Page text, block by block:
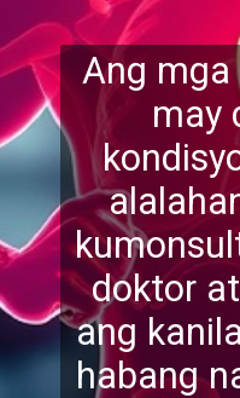
Ang
may
doktor
ang kanil
habang